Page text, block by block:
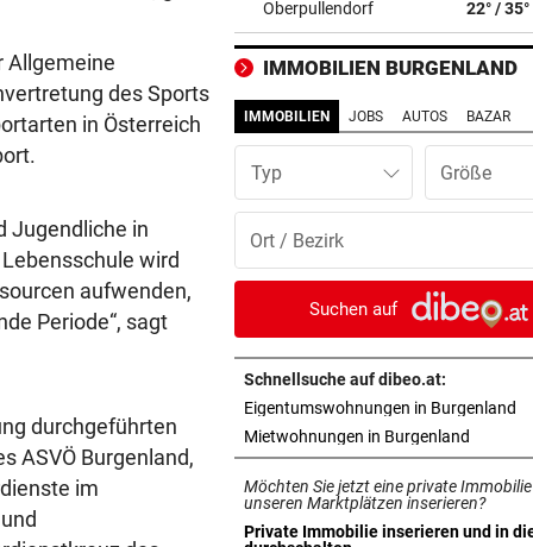
Allgemeine
des Sports
in Österreich
Jugendliche in
wird
aufwenden,
Periode“, sagt
durchgeführten
ASVÖ Burgenland,
im
schlagen auf den Magen
FAHNDUNGSERFOLG
Europaweit gesuchter
Österreicher (29) gefasst
belebter Straße
DISKUTIEREN SIE MIT! vor
Nur noch Skandale: Was ist
beim ORF?
BALMORAL MUSS WARTEN! vor
Charles urlaubt zuerst im
Spukschloss seiner Oma!
Oberpullendorf 22° / 35°
IMMOBILIEN BURGENLAND
IMMOBILIEN JOBS AUTOS BAZAR
Typ
Suchen auf
Schnellsuche auf dibeo.at:
Eigentumswohnungen in Burgenland
Mietwohnungen in Burgenland
Möchten Sie jetzt eine private
unseren Marktplätzen inserieren?
Private Immobilie inserieren und in